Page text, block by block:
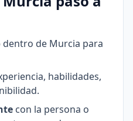
dentro de Murcia para
habilidades,
con la persona o